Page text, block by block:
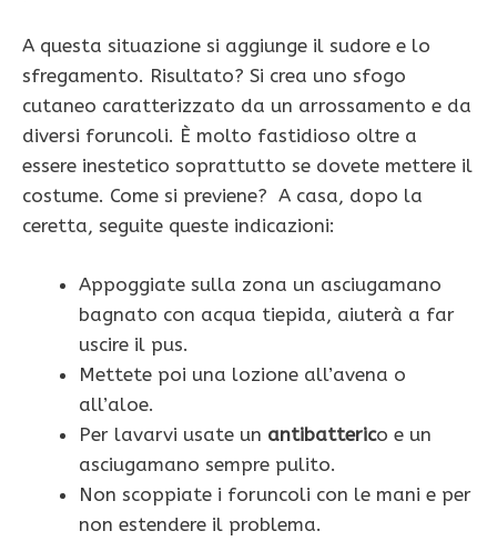
A questa situazione si aggiunge il sudore e lo
sfregamento. Risultato? Si crea uno sfogo
cutaneo caratterizzato da un arrossamento e da
diversi foruncoli. È molto fastidioso oltre a
essere inestetico soprattutto se dovete mettere il
costume. Come si previene? A casa, dopo la
ceretta, seguite queste indicazioni:
Appoggiate sulla zona un asciugamano
bagnato con acqua tiepida, aiuterà a far
uscire il pus.
Mettete poi una lozione all’avena o
all’aloe.
Per lavarvi usate un antibatterico e un
asciugamano sempre pulito.
Non scoppiate i foruncoli con le mani e per
non estendere il problema.